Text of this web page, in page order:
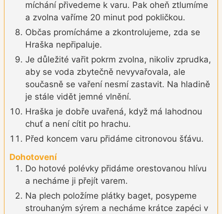
míchání přivedeme k varu. Pak oheň ztlumíme
a zvolna vaříme 20 minut pod pokličkou.
Občas promícháme a zkontrolujeme, zda se
Hraška nepřipaluje.
Je důležité vařit pokrm zvolna, nikoliv zprudka,
aby se voda zbytečně nevyvařovala, ale
současně se vaření nesmí zastavit. Na hladině
je stále vidět jemné vlnění.
Hraška je dobře uvařená, když má lahodnou
chuť a není cítit po hrachu.
Před koncem varu přidáme citronovou šťávu.
Dohotovení
Do hotové polévky přidáme orestovanou hlívu
a necháme ji přejít varem.
Na plech položíme plátky baget, posypeme
strouhaným sýrem a necháme krátce zapéci v